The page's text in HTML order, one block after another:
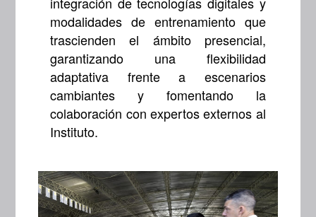
modalidades de entrenamiento que
trascienden el ámbito presencial,
garantizando una flexibilidad
adaptativa frente a escenarios
cambiantes y fomentando la
colaboración con expertos externos al
Instituto.